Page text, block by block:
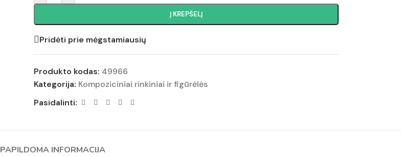
Į KREPŠELĮ
Pridėti prie mėgstamiausių
Produkto kodas: 49966
Kategorija: Kompoziciniai rinkiniai ir figūrėlės
Pasidalinti:
PAPILDOMA INFORMACIJA